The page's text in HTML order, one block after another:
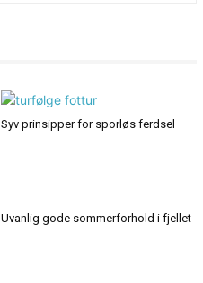
Syv prinsipper for sporløs ferdsel
Uvanlig gode sommerforhold i fjellet